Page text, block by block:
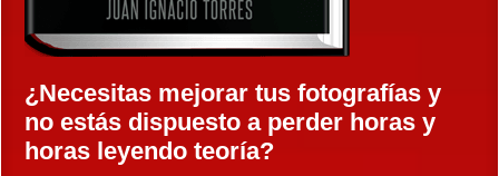
¿Necesitas mejorar tus fotografías y
no estás dispuesto a perder horas y
horas leyendo teoría?